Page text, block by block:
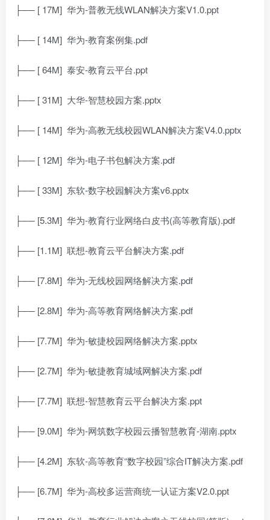
├── [ 17M] 华为-普教无线WLAN解决方案V1.0.ppt
├── [ 14M] 华为-教育案例集.pdf
├── [ 64M] 泰安-教育云平台.ppt
├── [ 31M] 大华-智慧校园方案.pptx
├── [ 14M] 华为-高教无线校园WLAN解决方案V4.0.pptx
├── [ 12M] 华为-电子书包解决方案.pdf
├── [ 33M] 东软-数字校园解决方案v6.pptx
├── [5.3M] 华为-教育行业网络白皮书(高等教育版).pdf
├── [1.1M] 联想-教育云平台解决方案.pdf
├── [7.8M] 华为-无线校园网络解决方案.pdf
├── [2.8M] 华为-高等教育网络解决方案.pdf
├── [7.7M] 华为-敏捷校园网络解决方案.pptx
├── [2.7M] 华为-敏捷教育城域网解决方案.pdf
├── [7.7M] 联想-智慧教育云平台解决方案.ppt
├── [9.0M] 华为-网筑数字校园云播智慧教育-湖南.pptx
├── [4.2M] 东软-高等教育“数字校园”综合IT解决方案.pdf
├── [6.7M] 华为-高校多运营商统一认证方案V2.0.ppt